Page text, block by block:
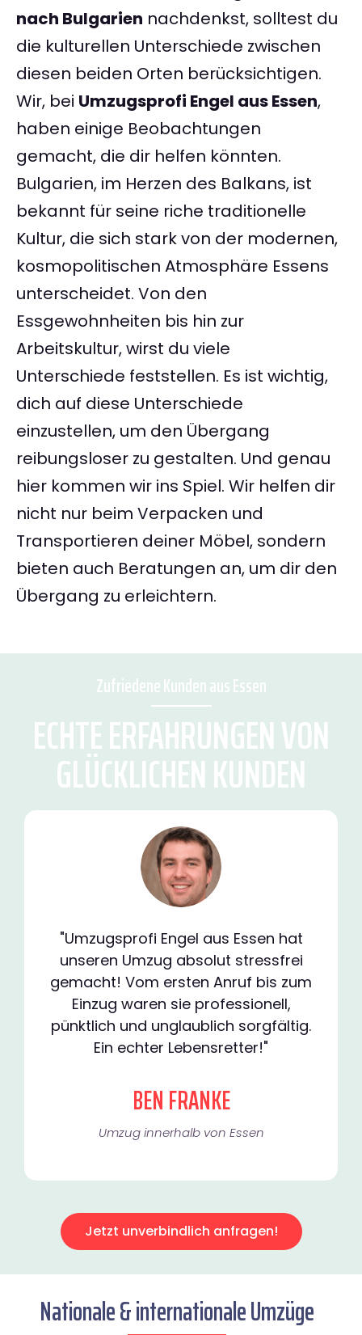
nach Bulgarien nachdenkst, solltest du
die kulturellen Unterschiede zwischen
diesen beiden Orten berücksichtigen.
Wir, bei Umzugsprofi Engel aus Essen,
haben einige Beobachtungen
gemacht, die dir helfen könnten.
Bulgarien, im Herzen des Balkans, ist
bekannt für seine riche traditionelle
Kultur, die sich stark von der modernen,
kosmopolitischen Atmosphäre Essens
unterscheidet. Von den
Essgewohnheiten bis hin zur
Arbeitskultur, wirst du viele
Unterschiede feststellen. Es ist wichtig,
dich auf diese Unterschiede
einzustellen, um den Übergang
reibungsloser zu gestalten. Und genau
hier kommen wir ins Spiel. Wir helfen dir
nicht nur beim Verpacken und
Transportieren deiner Möbel, sondern
bieten auch Beratungen an, um dir den
Übergang zu erleichtern.
Zufriedene Kunden aus Essen
ECHTE ERFAHRUNGEN VON
GLÜCKLICHEN KUNDEN
"Umzugsprofi Engel aus Essen hat
unseren Umzug absolut stressfrei
gemacht! Vom ersten Anruf bis zum
Einzug waren sie professionell,
pünktlich und unglaublich sorgfältig.
Ein echter Lebensretter!"
BEN FRANKE
Umzug innerhalb von Essen​
Jetzt unverbindlich anfragen!
Nationale & internationale Umzüge